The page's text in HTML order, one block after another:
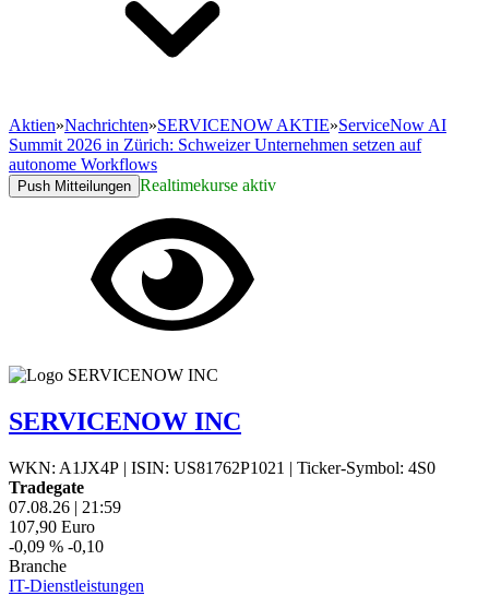
Aktien»Nachrichten»SERVICENOW AKTIE»ServiceNow AI
Summit 2026 in Zürich: Schweizer Unternehmen setzen auf
autonome Workflows
Push Mitteilungen Realtimekurse aktiv
SERVICENOW INC
WKN: A1JX4P | ISIN: US81762P1021 | Ticker-Symbol: 4S0
Tradegate
07.08.26 | 21:59
107,90 Euro
-0,09 % -0,10
Branche
IT-Dienstleistungen